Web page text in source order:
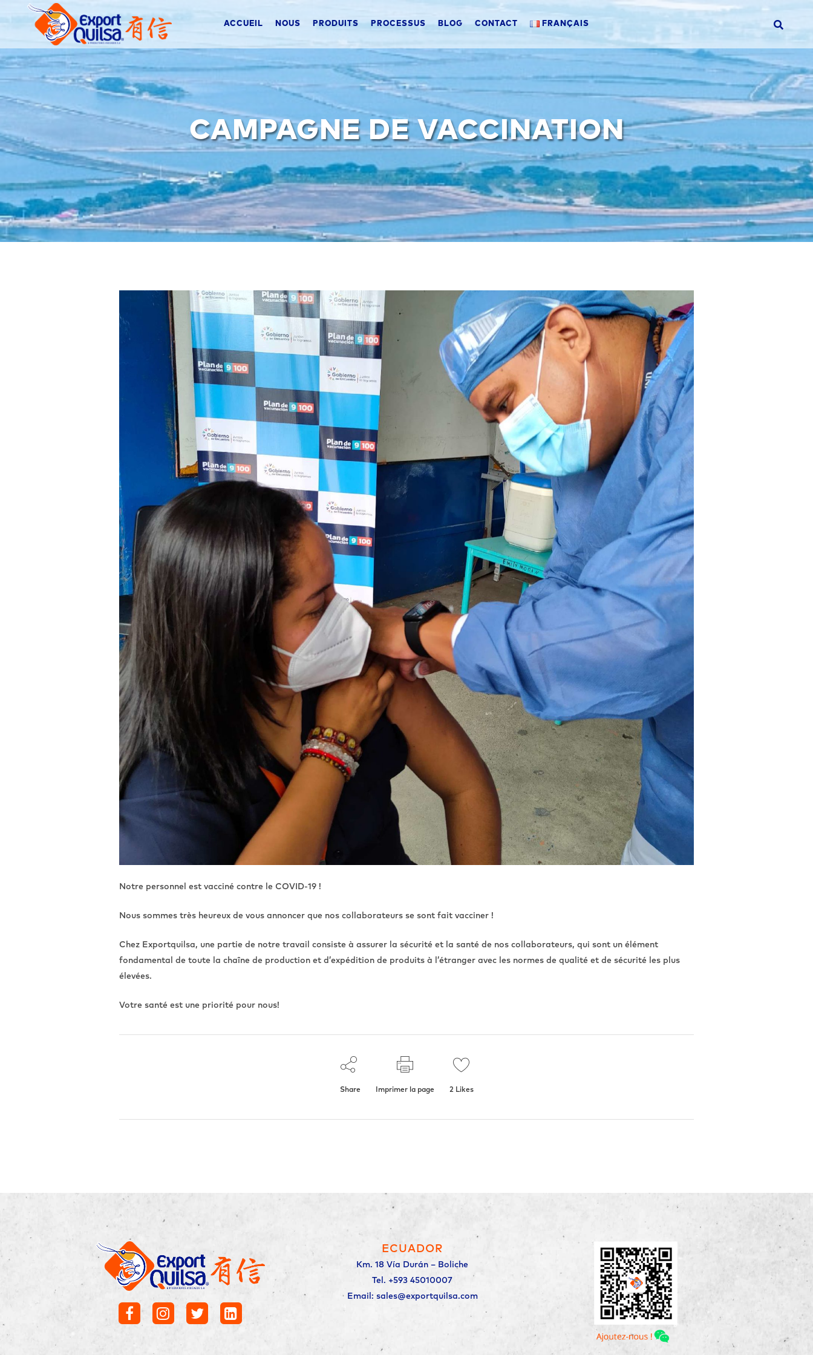
ACCUEIL NOUS PRODUITS PROCESSUS BLOG CONTACT FRANÇAIS
CAMPAGNE DE VACCINATION
Notre personnel est vacciné contre le COVID-19 !
Nous sommes très heureux de vous annoncer que nos collaborateurs se sont fait vacciner !
Chez Exportquilsa, une partie de notre travail consiste à assurer la sécurité et la santé de nos collaborateurs, qui sont un élément
fondamental de toute la chaîne de production et d’expédition de produits à l’étranger avec les normes de qualité et de sécurité les plus
élevées.
Votre santé est une priorité pour nous!
Share Imprimer la page 2Likes
ECUADOR
Km. 18 Vía Durán – Boliche
Tel. +593 45010007
Email: sales@exportquilsa.com